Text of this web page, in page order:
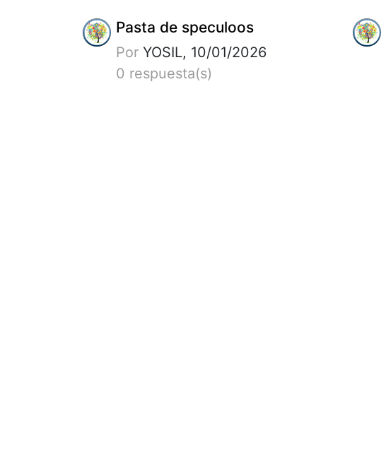
Pasta de speculoos
Por YOSIL, 10/01/2026
0 respuesta(s)